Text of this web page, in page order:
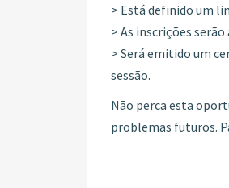
> Está definido um
> As inscrições
> Será emitido um
sessão.
Não perca esta
problemas futuros.